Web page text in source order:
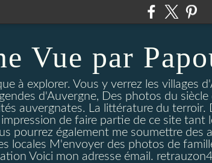
Vue par
à explorer. Vous y verrez les villages
d'Auvergne, Des photos du
auvergnates. La littérature du
de faire partie de ce site
pourrez également me soumettre des
locales M'envoyer des photos de
Voici mon adresse émail.